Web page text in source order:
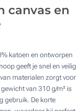
canvas en
katoen en ontworpen
geeft je snel en veilig
materialen zorgt voor
van 310 g/m² is
gebruik. De korte